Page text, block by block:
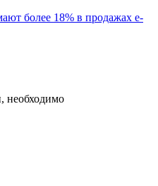
более 18% в продажах е-
необходимо